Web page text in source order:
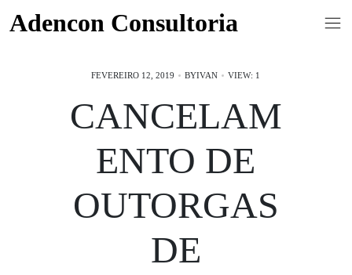
Adencon Consultoria
FEVEREIRO 12, 2019 BYIVAN VIEW: 1
CANCELAM
ENTO DE
OUTORGAS
DE